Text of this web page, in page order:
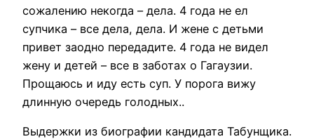
сожалению некогда – дела. 4 года не ел
супчика – все дела, дела. И жене с детьми
привет заодно передадите. 4 года не видел
жену и детей – все в заботах о Гагаузии.
Прощаюсь и иду есть суп. У порога вижу
длинную очередь голодных..
Выдержки из биографии кандидата Табунщика.